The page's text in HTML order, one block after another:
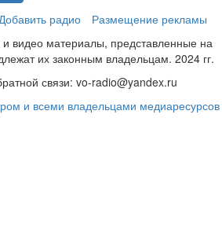
радио
Размещение рекламы
видео материалы, представленные на
их законным владельцам. 2024 гг.
связи: vo-radio@yandex.ru
и всеми владельцами медиаресурсов